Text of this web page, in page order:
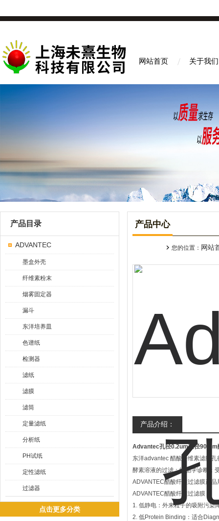
网站首页 关于我们
产品目录
ADVANTEC
墨盒外壳
纤维素粉末
烟雾固定器
漏斗
东洋培养皿
色谱纸
检测器
滤纸
滤膜
滤筒
定量滤纸
分析纸
PH试纸
定性滤纸
过滤器
点击更多分类
产品中心
您的位置： 网站
产品介绍：
Advantec孔径0.2um直径90mm
东洋advantec 醋酸纤维素滤膜
酵素溶液的过滤；细胞学诊断；
ADVANTEC醋酸纤维过滤膜产
ADVANTEC醋酸纤维过滤膜
1. 低静电：外来粒子的吸附污染
2. 低Protein Binding：适合